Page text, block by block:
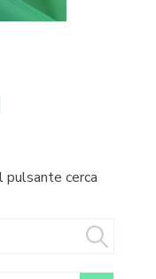
pulsante cerca